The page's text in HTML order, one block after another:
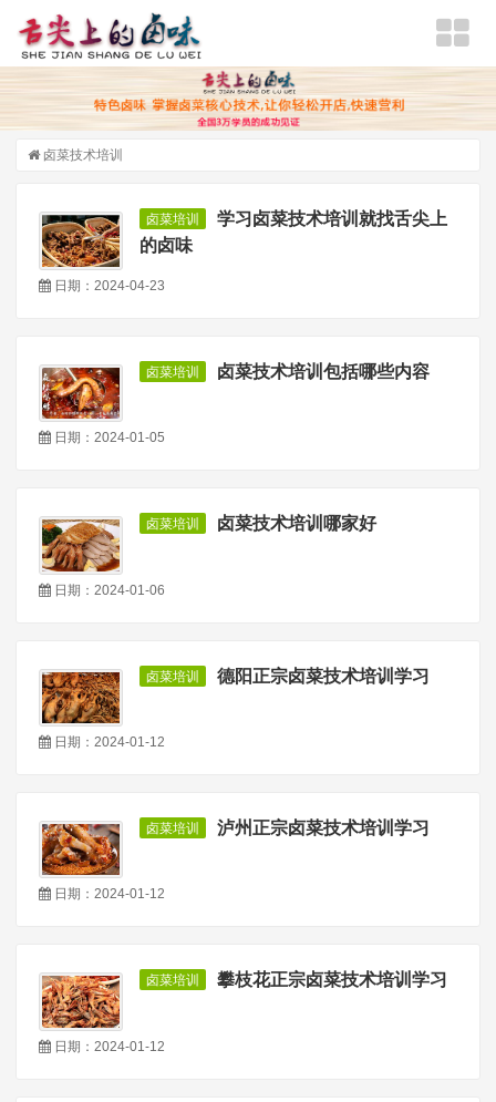
卤菜技术培训
卤菜培训
学习卤菜技术培训就找舌尖上
的卤味
日期：2024-04-23
卤菜培训 卤菜技术培训包括哪些内容
日期：2024-01-05
卤菜培训 卤菜技术培训哪家好
日期：2024-01-06
卤菜培训 德阳正宗卤菜技术培训学习
日期：2024-01-12
卤菜培训 泸州正宗卤菜技术培训学习
日期：2024-01-12
卤菜培训 攀枝花正宗卤菜技术培训学习
日期：2024-01-12